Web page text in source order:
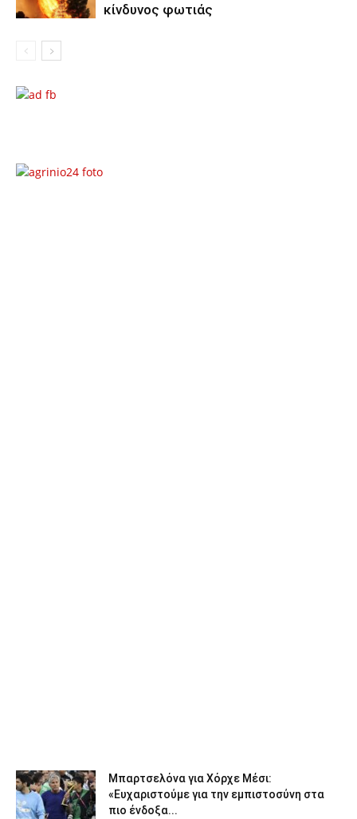
κίνδυνος φωτιάς
Μπαρτσελόνα για Χόρχε Μέσι:
«Ευχαριστούμε για την εμπιστοσύνη στα
πιο ένδοξα...